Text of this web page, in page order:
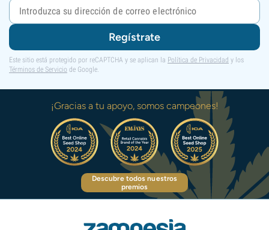
Regístrate
Este sitio está protegido por reCAPTCHA y se aplican la Política de Privacidad y los
Términos de Servicio de Google.
¡Gracias a tu apoyo, somos campeones!
Descubre todos nuestros
premios